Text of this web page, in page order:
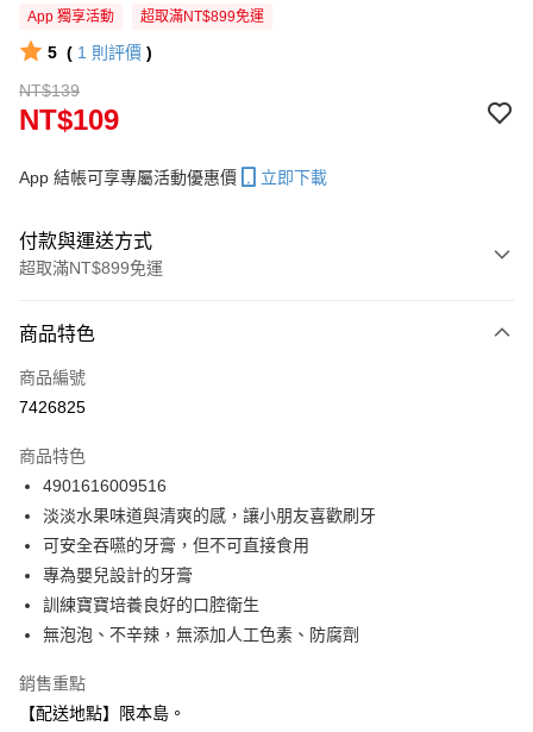
App 獨享活動 超取滿NT$899免運
5 ( 1 則評價 )
NT$139
NT$109
App 結帳可享專屬活動優惠價 立即下載
付款與運送方式
超取滿NT$899免運
信用卡一次付款
超商取貨付款
Apple Pay
街口支付
悠遊付
Google Pay
商品特色
商品編號
7426825
商品特色
4901616009516
淡淡水果味道與清爽的感，讓小朋友喜歡刷牙
可安全吞嚥的牙膏，但不可直接食用
專為嬰兒設計的牙膏
訓練寶寶培養良好的口腔衛生
無泡泡、不辛辣，無添加人工色素、防腐劑
銷售重點
【配送地點】限本島。